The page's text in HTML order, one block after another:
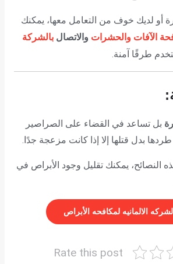
أو لديك خوف من التعامل معها، يمكنك
الآفات والحشرات والاتصال بالشركة
طرقًا آمنة.
بل تساعد في القضاء على الصراصير
بدل قتلها إلا إذا كانت مزعجة جدًا.
النصائح، يمكنك تقليل وجود الأبراص في
الالمانيه لمكافحه الأبراص
Rate this post